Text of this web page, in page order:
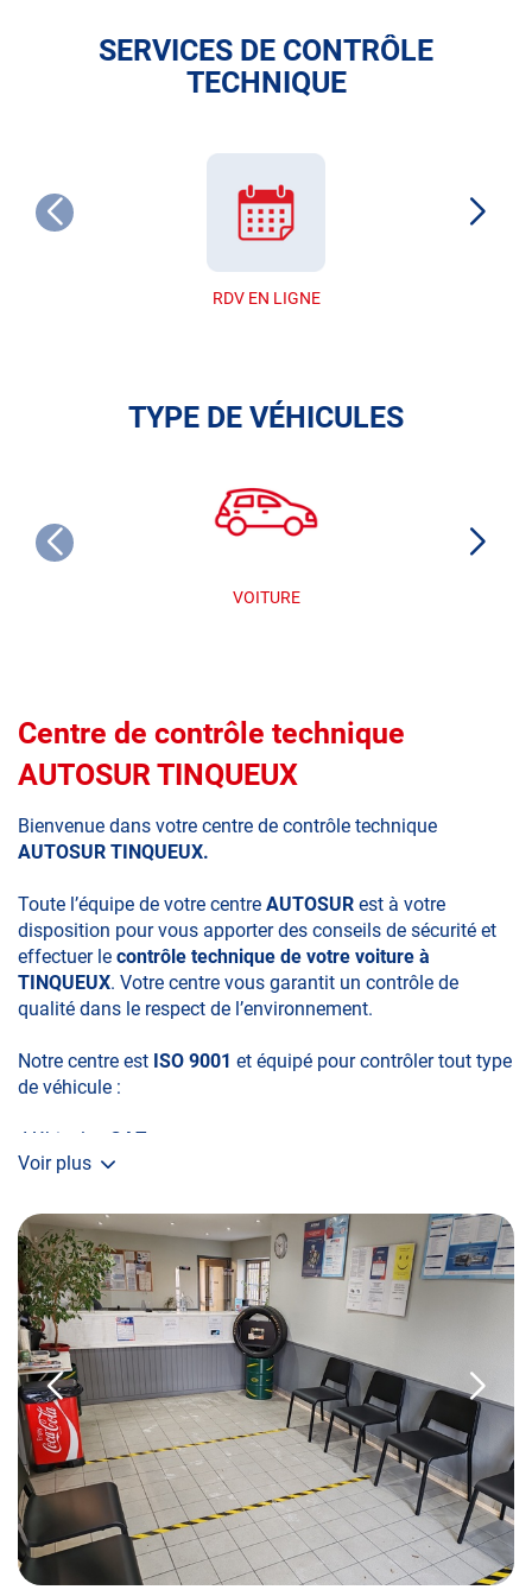
SERVICES DE CONTRÔLE
TECHNIQUE
RDV EN LIGNE
TYPE DE VÉHICULES
VOITURE
Centre de contrôle technique
AUTOSUR TINQUEUX
Bienvenue dans votre centre de contrôle technique
AUTOSUR TINQUEUX.
Toute l’équipe de votre centre AUTOSUR est à votre
disposition pour vous apporter des conseils de sécurité et
effectuer le contrôle technique de votre voiture à
TINQUEUX. Votre centre vous garantit un contrôle de
qualité dans le respect de l’environnement.
Notre centre est ISO 9001 et équipé pour contrôler tout type
de véhicule :
•Véhicules GAZ
•Véhiculescollection (Autosur Classic, Partenaire FFVE)
•Camping Car et Gros Volume
Pour connaître l’état de votre véhicule à tout moment,
découvrez les différentes prestations de contrôle technique
du centreAutosur TINQUEUX:
•La visite initiale
•La Contre-visite
•Le Contrôle Complémentaire pollution
Voir plus